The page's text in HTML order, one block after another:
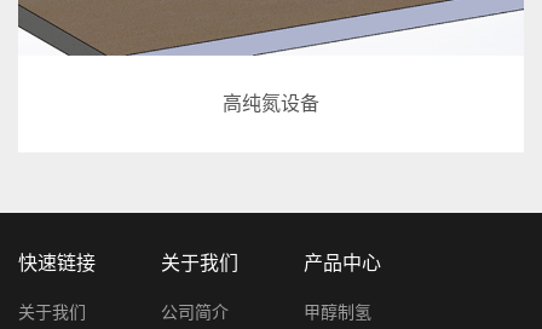
高纯氮设备
快速链接
关于我们
关于我们
公司简介
产品中心
甲醇制氢